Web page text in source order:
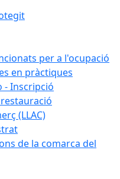
per a l'ocupació
en pràctiques
- Inscripció
(LLAC)
de la comarca del